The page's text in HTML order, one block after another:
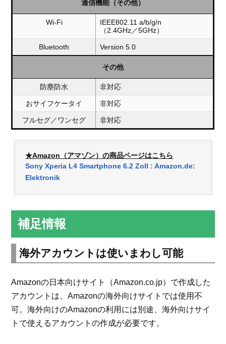
通信機能（その他）
Wi-Fi
IEEE802.11 a/b/g/n
（2.4GHz／5GHz）
Bluetooth Version 5.0
その他
防塵防水 非対応
おサイフケータイ 非対応
フルセグ／ワンセグ 非対応
★Amazon（アマゾン）の商品ページはこちら
Sony Xperia L4 Smartphone 6.2 Zoll : Amazon.de:
Elektronik
補足情報
海外アカウントは使いまわし可能
Amazonの日本向けサイト（Amazon.co.jp）で作成した
アカウントは、Amazonの海外向けサイトでは使用不
可。海外向けのAmazonの利用には別途、海外向けサイ
トで使えるアカウントの作成が必要です。